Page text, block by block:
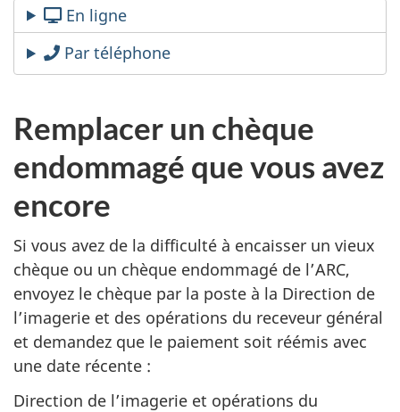
En ligne
Par téléphone
Remplacer un chèque
endommagé que vous avez
encore
Si vous avez de la difficulté à encaisser un vieux
chèque ou un chèque endommagé de l’ARC,
envoyez le chèque par la poste à la Direction de
l’imagerie et des opérations du receveur général
et demandez que le paiement soit réémis avec
une date récente :
Direction de l’imagerie et opérations du